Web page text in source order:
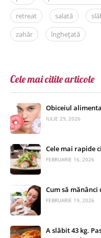
retreat
salată
zahăr
înghețată
Cele mai citite articole
Obiceiul
IULIE 29, 2026
Cele mai rapide
FEBRUARIE 16, 2026
Cum să
FEBRUARIE 19, 2026
A slăbit 43 kg.